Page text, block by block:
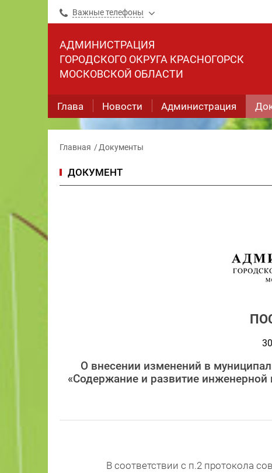
Важные телефоны
АДМИНИСТРАЦИЯ
ГОРОДСКОГО ОКРУГА КРАСНОГОРСК
МОСКОВСКОЙ ОБЛАСТИ
Глава Новости Администрация
Главная Документы
ДОКУМЕНТ
О внесении изменений в
«Содержание и развитие
В соответствии с п.2 протокола